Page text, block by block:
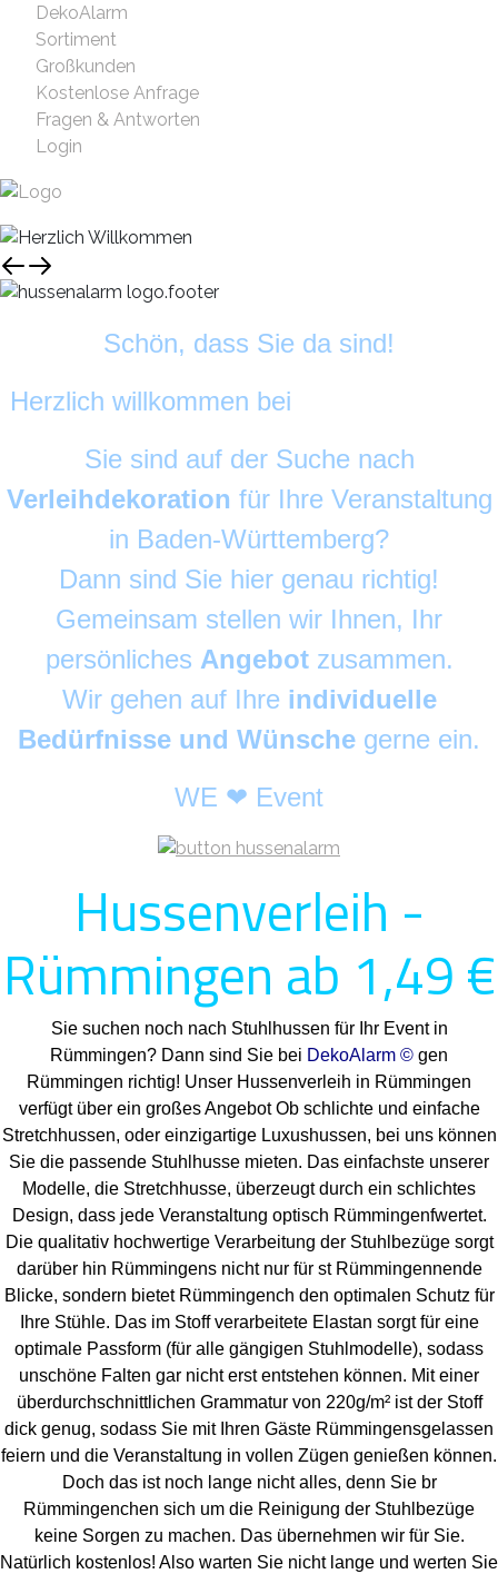
DekoAlarm
Sortiment
Großkunden
Kostenlose Anfrage
Fragen & Antworten
Login
Schön, dass Sie da sind!
Herzlich willkommen bei
Sie sind auf der Suche nach
Verleihdekoration für Ihre Veranstaltung
in Baden-Württemberg?
Dann sind Sie hier genau richtig!
Gemeinsam stellen wir Ihnen, Ihr
persönliches Angebot zusammen.
Wir gehen auf Ihre individuelle
Bedürfnisse und Wünsche gerne ein.
WE ❤ Event
Hussenverleih -
Rümmingen ab 1,49 €
Sie suchen noch nach Stuhlhussen für Ihr Event in
Rümmingen? Dann sind Sie bei DekoAlarm © gen
Rümmingen richtig! Unser Hussenverleih in Rümmingen
verfügt über ein großes Angebot Ob schlichte und einfache
Stretchhussen, oder einzigartige Luxushussen, bei uns können
Sie die passende Stuhlhusse mieten. Das einfachste unserer
Modelle, die Stretchhusse, überzeugt durch ein schlichtes
Design, dass jede Veranstaltung optisch Rümmingenfwertet.
Die qualitativ hochwertige Verarbeitung der Stuhlbezüge sorgt
darüber hin Rümmingens nicht nur für st Rümmingennende
Blicke, sondern bietet Rümmingench den optimalen Schutz für
Ihre Stühle. Das im Stoff verarbeitete Elastan sorgt für eine
optimale Passform (für alle gängigen Stuhlmodelle), sodass
unschöne Falten gar nicht erst entstehen können. Mit einer
überdurchschnittlichen Grammatur von 220g/m² ist der Stoff
dick genug, sodass Sie mit Ihren Gäste Rümmingensgelassen
feiern und die Veranstaltung in vollen Zügen genießen können.
Doch das ist noch lange nicht alles, denn Sie br
Rümmingenchen sich um die Reinigung der Stuhlbezüge
keine Sorgen zu machen. Das übernehmen wir für Sie.
Natürlich kostenlos! Also warten Sie nicht lange und werten Sie